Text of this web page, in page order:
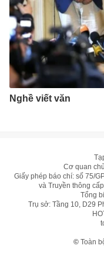
Nghề viết văn
Cơ quan
Giấy phép báo chí: số 75/
và Truyền thông
Tổng
Trụ sở: Tầng 10, D29
© Toàn